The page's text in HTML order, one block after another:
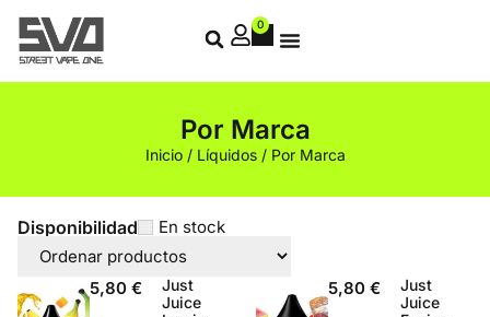
0
Por Marca
Inicio/ Líquidos/ Por Marca
Disponibilidad En stock
5,80 €
Just
Juice
5,80 €
Just
Juice